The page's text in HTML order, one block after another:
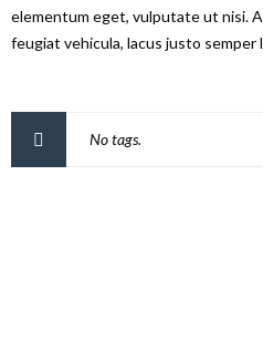
elementum eget, vulputate ut nisi.
feugiat vehicula, lacus justo
No tags.